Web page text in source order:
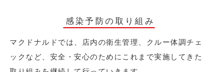
感染予防の取り組み
マクドナルドでは、店内の衛生管理、クルー体調チェ
ックなど、安全・安心のためにこれまで実施してきた